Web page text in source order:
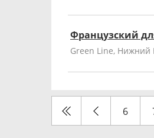
Французский
Green Line, Нижний
6